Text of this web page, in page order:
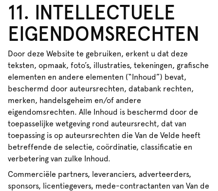
11. INTELLECTUELE
EIGENDOMSRECHTEN
Door deze Website te gebruiken, erkent u dat deze
teksten, opmaak, foto’s, illustraties, tekeningen, grafische
elementen en andere elementen (“Inhoud”) bevat,
beschermd door auteursrechten, databank rechten,
merken, handelsgeheim en/of andere
eigendomsrechten. Alle Inhoud is beschermd door de
toepasselijke wetgeving rond auteursrecht, dat van
toepassing is op auteursrechten die Van de Velde heeft
betreffende de selectie, coördinatie, classificatie en
verbetering van zulke Inhoud.
Commerciële partners, leveranciers, adverteerders,
sponsors, licentiegevers, mede-contractanten van Van de